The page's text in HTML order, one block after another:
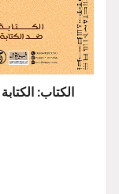
الكتاب: